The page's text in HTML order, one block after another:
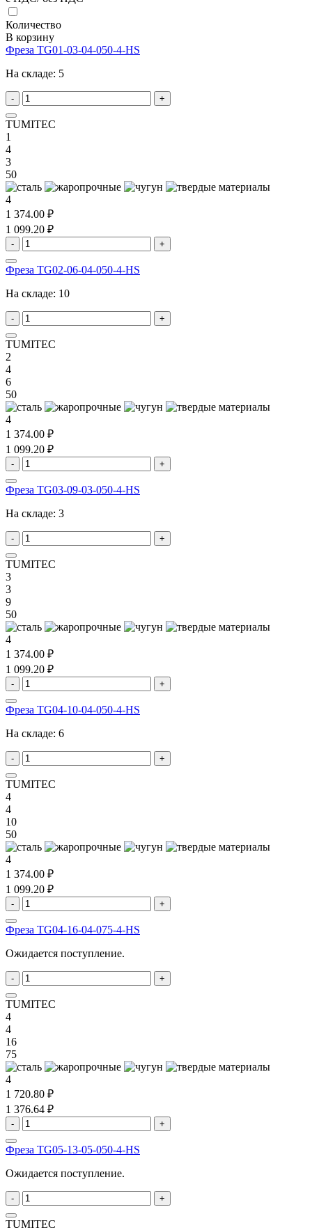
Количество
В корзину
Фреза TG01-03-04-050-4-HS
На складе: 5
- +
TUMITEC
1
4
3
50
4
1 374.00 ₽
1 099.20 ₽
- +
Фреза TG02-06-04-050-4-HS
На складе: 10
- +
TUMITEC
2
4
6
50
4
1 374.00 ₽
1 099.20 ₽
- +
Фреза TG03-09-03-050-4-HS
На складе: 3
- +
TUMITEC
3
3
9
50
4
1 374.00 ₽
1 099.20 ₽
- +
Фреза TG04-10-04-050-4-HS
На складе: 6
- +
TUMITEC
4
4
10
50
4
1 374.00 ₽
1 099.20 ₽
- +
Фреза TG04-16-04-075-4-HS
Ожидается поступление.
- +
TUMITEC
4
4
16
75
4
1 720.80 ₽
1 376.64 ₽
- +
Фреза TG05-13-05-050-4-HS
Ожидается поступление.
- +
TUMITEC